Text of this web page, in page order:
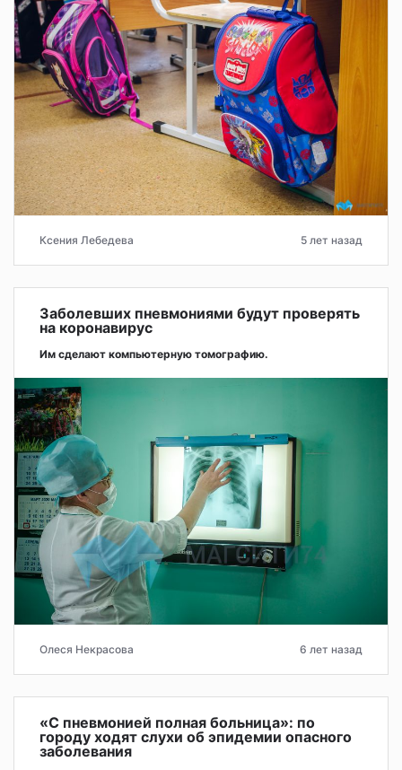
Ксения Лебедева 5 лет назад
Заболевших пневмониями будут проверять
на коронавирус
Им сделают компьютерную томографию.
Олеся Некрасова 6 лет назад
«С пневмонией полная больница»: по
городу ходят слухи об эпидемии опасного
заболевания